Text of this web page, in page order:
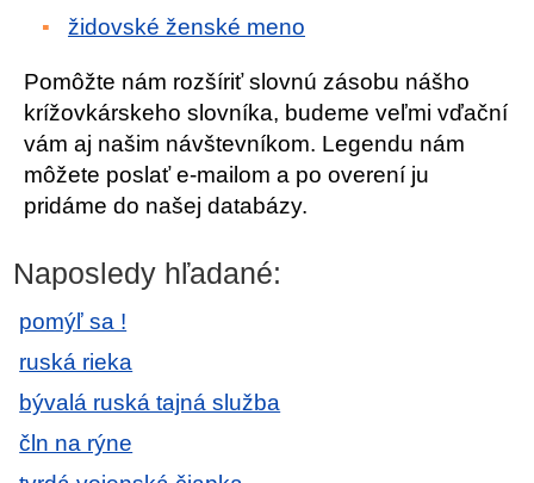
židovské ženské meno
Pomôžte nám rozšíriť slovnú zásobu nášho
krížovkárskeho slovníka, budeme veľmi vďační
vám aj našim návštevníkom. Legendu nám
môžete poslať e-mailom a po overení ju
pridáme do našej databázy.
Naposledy hľadané:
pomýľ sa !
ruská rieka
bývalá ruská tajná služba
čln na rýne